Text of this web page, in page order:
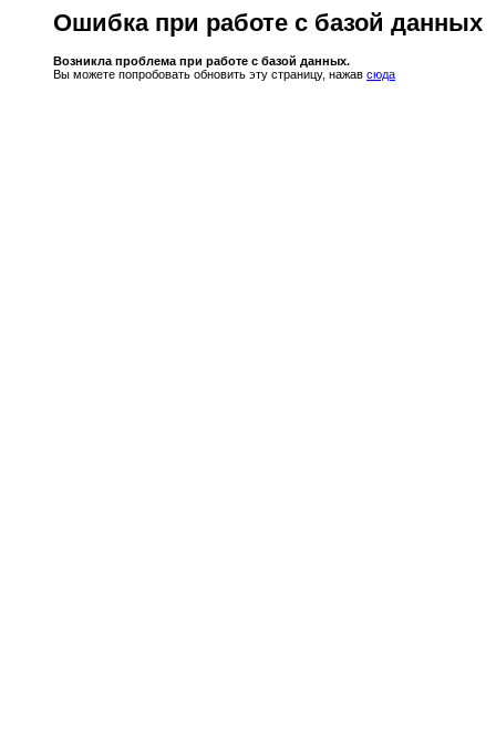
Ошибка при работе с базой данных
Возникла проблема при работе с базой данных.
Вы можете попробовать обновить эту страницу, нажав сюда